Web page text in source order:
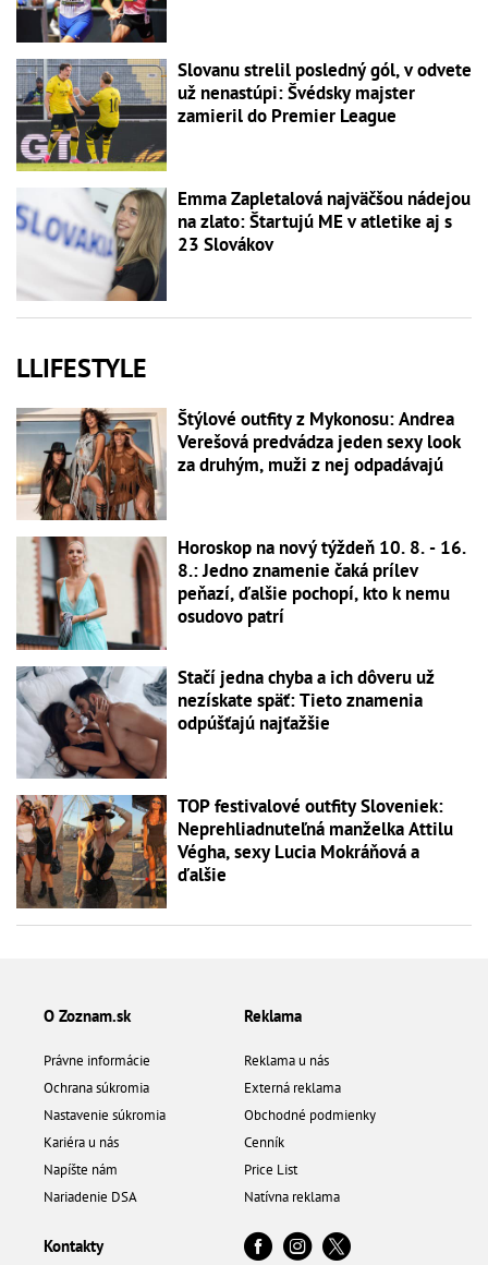
Slovanu strelil posledný gól, v odvete
už nenastúpi: Švédsky majster
zamieril do Premier League
Emma Zapletalová najväčšou nádejou
na zlato: Štartujú ME v atletike aj s
23 Slovákov
LLIFESTYLE
Štýlové outfity z Mykonosu: Andrea
Verešová predvádza jeden sexy look
za druhým, muži z nej odpadávajú
Horoskop na nový týždeň 10. 8. - 16.
8.: Jedno znamenie čaká prílev
peňazí, ďalšie pochopí, kto k nemu
osudovo patrí
Stačí jedna chyba a ich dôveru už
nezískate späť: Tieto znamenia
odpúšťajú najťažšie
TOP festivalové outfity Sloveniek:
Neprehliadnuteľná manželka Attilu
Végha, sexy Lucia Mokráňová a
ďalšie
O Zoznam.sk
Právne informácie
Ochrana súkromia
Nastavenie súkromia
Kariéra u nás
Napíšte nám
Nariadenie DSA
Reklama
Reklama u nás
Externá reklama
Obchodné podmienky
Cenník
Price List
Natívna reklama
Kontakty